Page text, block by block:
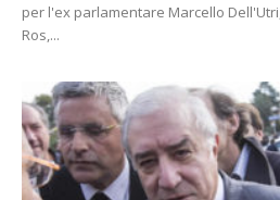
per l'ex parlamentare Marcello
Ros,...